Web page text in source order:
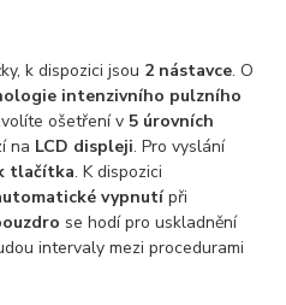
k dispozici jsou 2 nástavce. O
intenzivního pulzního
ošetření v 5 úrovních
na LCD displeji. Pro vyslání
tlačítka. K dispozici
vypnutípři
se hodí pro uskladnění
intervaly mezi procedurami